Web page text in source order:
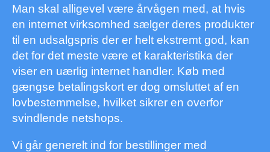
Man skal alligevel være årvågen med, at hvis
en internet virksomhed sælger deres produkter
til en udsalgspris der er helt ekstremt god, kan
det for det meste være et karakteristika der
viser en uærlig internet handler. Køb med
gængse betalingskort er dog omsluttet af en
lovbestemmelse, hvilket sikrer en overfor
svindlende netshops.
Vi går generelt ind for bestillinger med